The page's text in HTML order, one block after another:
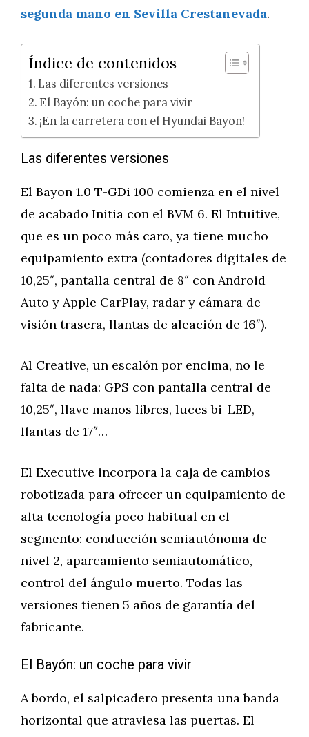
segunda mano en Sevilla Crestanevada.
Índice de contenidos
Las diferentes versiones
El Bayón: un coche para vivir
¡En la carretera con el Hyundai Bayon!
Las diferentes versiones
El Bayon 1.0 T-GDi 100 comienza en el nivel
de acabado Initia con el BVM 6. El Intuitive,
que es un poco más caro, ya tiene mucho
equipamiento extra (contadores digitales de
10,25″, pantalla central de 8″ con Android
Auto y Apple CarPlay, radar y cámara de
visión trasera, llantas de aleación de 16″).
Al Creative, un escalón por encima, no le
falta de nada: GPS con pantalla central de
10,25″, llave manos libres, luces bi-LED,
llantas de 17″…
El Executive incorpora la caja de cambios
robotizada para ofrecer un equipamiento de
alta tecnología poco habitual en el
segmento: conducción semiautónoma de
nivel 2, aparcamiento semiautomático,
control del ángulo muerto. Todas las
versiones tienen 5 años de garantía del
fabricante.
El Bayón: un coche para vivir
A bordo, el salpicadero presenta una banda
horizontal que atraviesa las puertas. El